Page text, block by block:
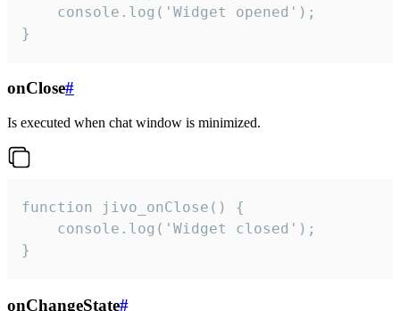
    console.log('Widget opened');
}
onClose#
Is executed when chat window is minimized.
function jivo_onClose() {
    console.log('Widget closed');
}
onChangeState#